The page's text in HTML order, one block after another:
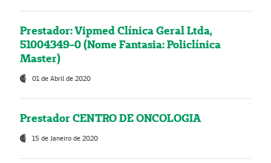
Prestador: Vipmed Clínica Geral Ltda,
51004349-0 (Nome Fantasia: Policlínica
Master)
01 de Abril de 2020
Prestador CENTRO DE ONCOLOGIA
15 de Janeiro de 2020